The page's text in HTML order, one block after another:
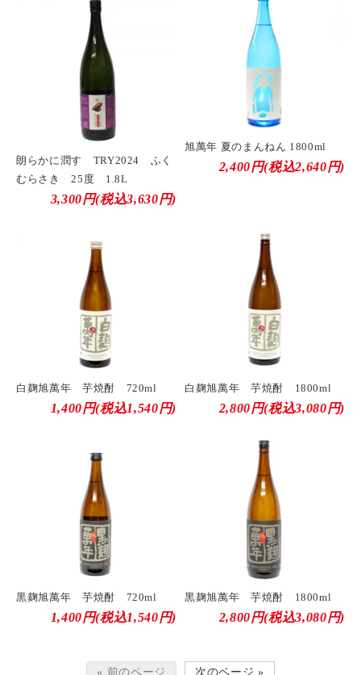
朗らかに潤す TRY2024 ふく
むらさき 25度 1.8L
3,300円(税込3,630円)
旭萬年 夏のまんねん 1800ml
2,400円(税込2,640円)
白麹旭萬年 芋焼酎 720ml
1,400円(税込1,540円)
白麹旭萬年 芋焼酎 1800ml
2,800円(税込3,080円)
黒麹旭萬年 芋焼酎 720ml
1,400円(税込1,540円)
黒麹旭萬年 芋焼酎 1800ml
2,800円(税込3,080円)
« 前のページ 次のページ »